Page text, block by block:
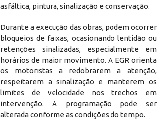
asfáltica, pintura, sinalização e conservação.
Durante a execução das obras, podem ocorrer
bloqueios de faixas, ocasionando lentidão ou
retenções sinalizadas, especialmente em
horários de maior movimento. A EGR orienta
os motoristas a redobrarem a atenção,
respeitarem a sinalização e manterem os
limites de velocidade nos trechos em
intervenção. A programação pode ser
alterada conforme as condições do tempo.